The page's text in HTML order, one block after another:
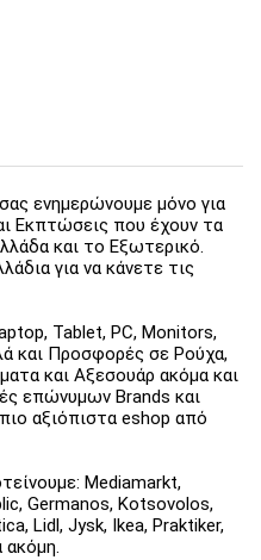
ενημερώνουμε μόνο για
Εκπτώσεις που έχουν τα
και το Εξωτερικό.
για να κάνετε τις
Tablet, PC, Monitors,
και Προσφορές σε Ρούχα,
και Αξεσουάρ ακόμα και
επώνυμων Brands και
αξιόπιστα eshop από
Mediamarkt,
Germanos, Kotsovolos,
Lidl, Jysk, Ikea, Praktiker,
ακόμη.